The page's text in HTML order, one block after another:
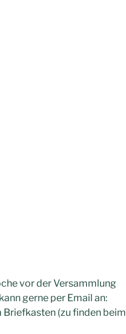
vor der Versammlung
gerne per Email an:
(zu finden beim